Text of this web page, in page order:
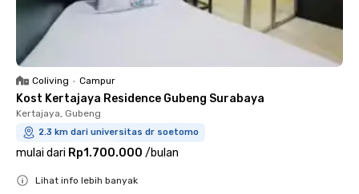
Coliving • Campur
Kost Kertajaya Residence Gubeng Surabaya
Kertajaya, Gubeng
2.3 km dari universitas dr soetomo
mulai dari Rp1.700.000 /bulan
Lihat info lebih banyak